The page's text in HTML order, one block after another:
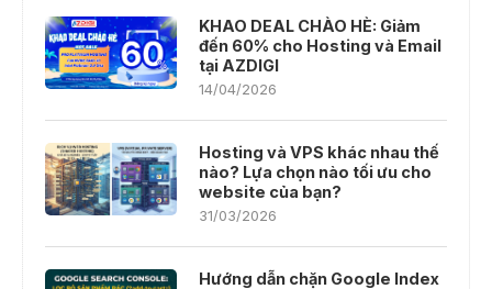
KHAO DEAL CHÀO HÈ: Giảm
đến 60% cho Hosting và Email
tại AZDIGI
14/04/2026
Hosting và VPS khác nhau thế
nào? Lựa chọn nào tối ưu cho
website của bạn?
31/03/2026
Hướng dẫn chặn Google Index